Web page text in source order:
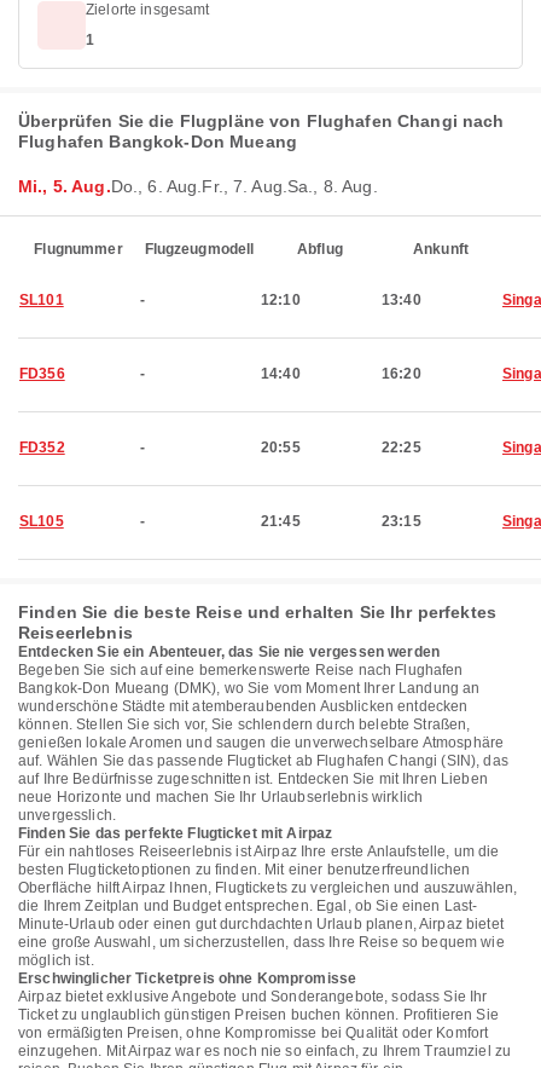
Zielorte insgesamt
1
Überprüfen Sie die Flugpläne von Flughafen Changi nach
Flughafen Bangkok-Don Mueang
Mi., 5. Aug.Do., 6. Aug. Fr., 7. Aug. Sa., 8. Aug.
Flugnummer Flugzeugmodell Abflug Ankunft
SL101 - 12:10 13:40
FD356 - 14:40 16:20
FD352 - 20:55 22:25
SL105 - 21:45 23:15
Finden Sie die beste Reise und erhalten Sie Ihr perfektes
Reiseerlebnis
Entdecken Sie ein Abenteuer, das Sie nie vergessen werden
Begeben Sie sich auf eine bemerkenswerte Reise nach Flughafen
Bangkok-Don Mueang (DMK), wo Sie vom Moment Ihrer Landung an
wunderschöne Städte mit atemberaubenden Ausblicken entdecken
können. Stellen Sie sich vor, Sie schlendern durch belebte Straßen,
genießen lokale Aromen und saugen die unverwechselbare Atmosphäre
auf. Wählen Sie das passende Flugticket ab Flughafen Changi (SIN), das
auf Ihre Bedürfnisse zugeschnitten ist. Entdecken Sie mit Ihren Lieben
neue Horizonte und machen Sie Ihr Urlaubserlebnis wirklich
unvergesslich.
Finden Sie das perfekte Flugticket mit Airpaz
Für ein nahtloses Reiseerlebnis ist Airpaz Ihre erste Anlaufstelle, um die
besten Flugticketoptionen zu finden. Mit einer benutzerfreundlichen
Oberfläche hilft Airpaz Ihnen, Flugtickets zu vergleichen und auszuwählen,
die Ihrem Zeitplan und Budget entsprechen. Egal, ob Sie einen Last-
Minute-Urlaub oder einen gut durchdachten Urlaub planen, Airpaz bietet
eine große Auswahl, um sicherzustellen, dass Ihre Reise so bequem wie
möglich ist.
Erschwinglicher Ticketpreis ohne Kompromisse
Airpaz bietet exklusive Angebote und Sonderangebote, sodass Sie Ihr
Ticket zu unglaublich günstigen Preisen buchen können. Profitieren Sie
von ermäßigten Preisen, ohne Kompromisse bei Qualität oder Komfort
einzugehen. Mit Airpaz war es noch nie so einfach, zu Ihrem Traumziel zu